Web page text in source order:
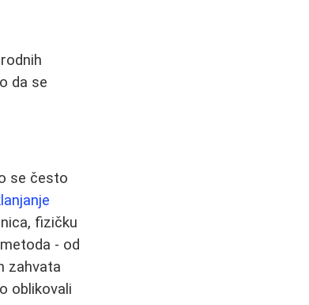
da se
se često
fizičku
- od
zahvata
oblikovali